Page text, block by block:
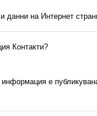
данни на Интернет
Контакти?
е